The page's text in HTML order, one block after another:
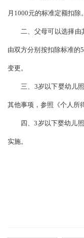
月1000元的标准定额扣除。
二、父母可以选择由
由双方分别按扣除标准的
变更。
三、3岁以下婴幼儿
其他事项，参照《个人所
四、3岁以下婴幼儿
实施。